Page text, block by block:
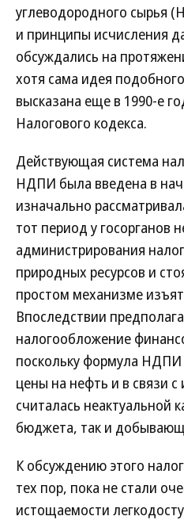
углеводородного сырья
и принципы исчисления
обсуждались на
хотя сама идея
высказана еще в 1990-е
Налогового кодекса.
Действующая система
НДПИ была введена в
изначально
тот период у госорганов
администрирования
природных ресурсов и
простом механизме
Впоследствии
налогообложение
поскольку формула НДПИ
цены на нефть и в связи
считалась неактуальной
бюджета, так и
К обсуждению этого
тех пор, пока не стали
истощаемости